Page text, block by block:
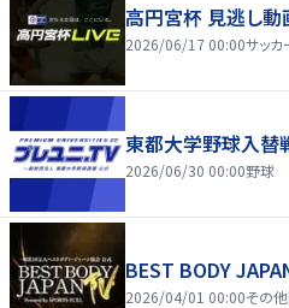
高円宮杯 見逃し動
2026/06/17 00:00サッカ
東都大学野球入替
2026/06/30 00:00野球
BEST BODY
2026/04/01 00:00その